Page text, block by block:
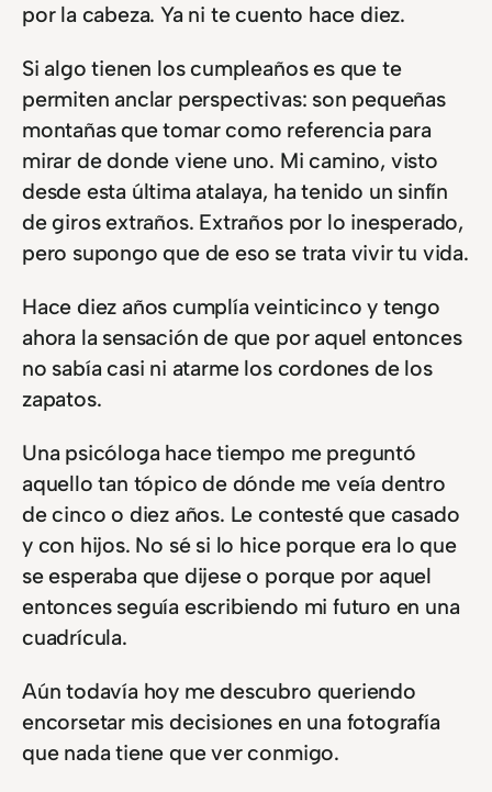
por la cabeza. Ya ni te cuento hace diez.
Si algo tienen los cumpleaños es que te
permiten anclar perspectivas: son pequeñas
montañas que tomar como referencia para
mirar de donde viene uno. Mi camino, visto
desde esta última atalaya, ha tenido un sinfín
de giros extraños. Extraños por lo inesperado,
pero supongo que de eso se trata vivir tu vida.
Hace diez años cumplía veinticinco y tengo
ahora la sensación de que por aquel entonces
no sabía casi ni atarme los cordones de los
zapatos.
Una psicóloga hace tiempo me preguntó
aquello tan tópico de dónde me veía dentro
de cinco o diez años. Le contesté que casado
y con hijos. No sé si lo hice porque era lo que
se esperaba que dijese o porque por aquel
entonces seguía escribiendo mi futuro en una
cuadrícula.
Aún todavía hoy me descubro queriendo
encorsetar mis decisiones en una fotografía
que nada tiene que ver conmigo.